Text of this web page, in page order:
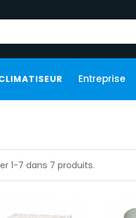
Entreprise
1-7 dans 7 produits.